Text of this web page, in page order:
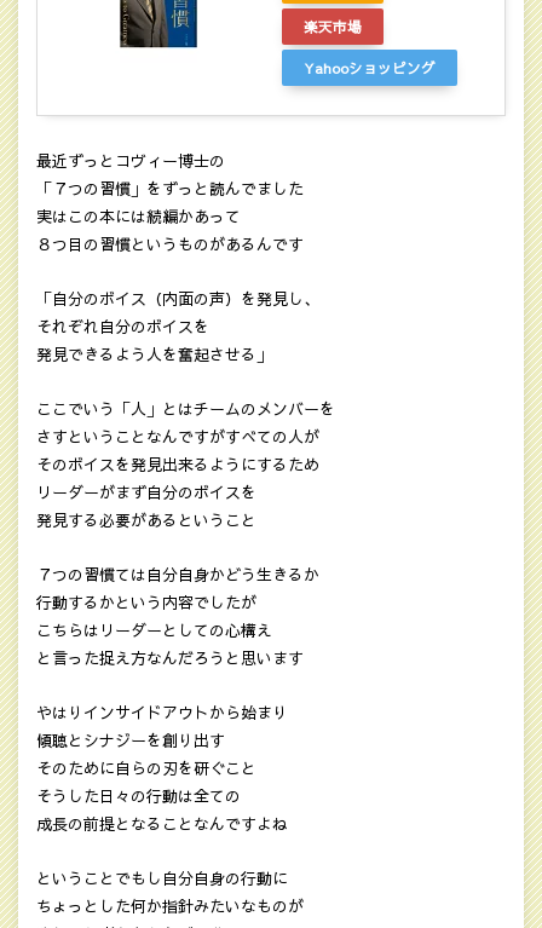
楽天市場
Yahooショッピング
最近ずっとコヴィー博士の
「７つの習慣」をずっと読んでました
実はこの本には続編かあって
８つ目の習慣というものがあるんです
「自分のボイス（内面の声）を発見し、
それぞれ自分のボイスを
発見できるよう人を奮起させる」
ここでいう「人」とはチームのメンバーを
さすということなんですがすべての人が
そのボイスを発見出来るようにするため
リーダーがまず自分のボイスを
発見する必要があるということ
７つの習慣ては自分自身かどう生きるか
行動するかという内容でしたが
こちらはリーダーとしての心構え
と言った捉え方なんだろうと思います
やはりインサイドアウトから始まり
傾聴とシナジーを創り出す
そのために自らの刃を研ぐこと
そうした日々の行動は全ての
成長の前提となることなんですよね
ということでもし自分自身の行動に
ちょっとした何か指針みたいなものが